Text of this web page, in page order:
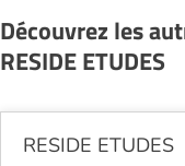
Découvrez les
RESIDE ETUDES
RESIDE ETUDES